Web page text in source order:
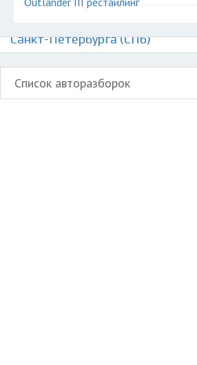
Санкт-Петербурга (СПб)
Список авторазборок